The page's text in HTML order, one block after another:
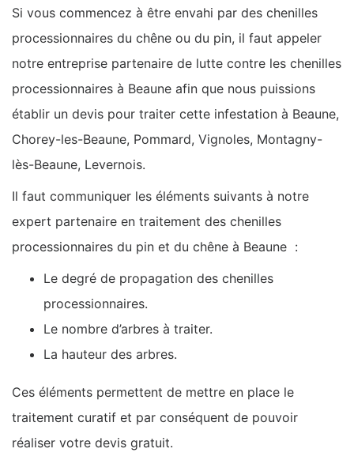
Si vous commencez à être envahi par des chenilles
processionnaires du chêne ou du pin, il faut appeler
notre entreprise partenaire de lutte contre les chenilles
processionnaires à Beaune afin que nous puissions
établir un devis pour traiter cette infestation à Beaune,
Chorey-les-Beaune, Pommard, Vignoles, Montagny-
lès-Beaune, Levernois.
Il faut communiquer les éléments suivants à notre
expert partenaire en traitement des chenilles
processionnaires du pin et du chêne à Beaune :
Le degré de propagation des chenilles
processionnaires.
Le nombre d’arbres à traiter.
La hauteur des arbres.
Ces éléments permettent de mettre en place le
traitement curatif et par conséquent de pouvoir
réaliser votre devis gratuit.